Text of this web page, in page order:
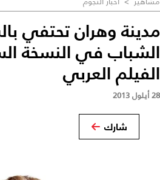
مدينة وهران تحتفي
الشباب في النسخة
الفيلم العربي
28 أيلول 2013
شارك